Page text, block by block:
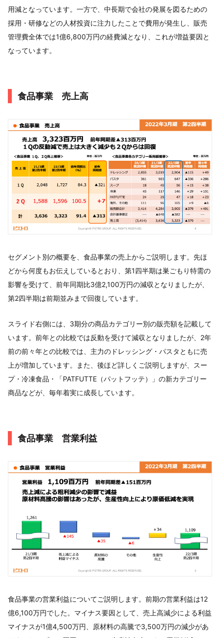
用減となっています。一方で、中長期で会社の発展を図るための
採用・研修などの人材投資に注力したことで費用が発生し、販売
管理費全体では1億6,800万円の経費減となり、これが増益要因と
なっています。
食品事業 売上高
セグメント別の概要を、食品事業の売上からご説明します。先ほ
どから何度もお伝えしているとおり、第1四半期は巣ごもり特需の
影響を受けて、前年同期比3億2,100万円の減収となりましたが、
第2四半期は前期並みまで回復しています。
スライド右側には、3期分の商品カテゴリー別の販売額を記載して
います。前年との比較では反動を受けて減収となりましたが、2年
前の前々年との比較では、主力のドレッシング・パスタともに売
上が増加しています。また、後ほど詳しくご説明しますが、スー
プ・冷凍食品・「PATFUTTE（パットフッテ）」の新カテゴリー
商品などが、毎年着実に成長しています。
食品事業 営業利益
食品事業の営業利益についてご説明します。前期の営業利益は12
億6,100万円でした。マイナス要因として、売上高減少による利益
マイナスが​​1億4,500万円、原材料の高騰で3,500万円の減少があ